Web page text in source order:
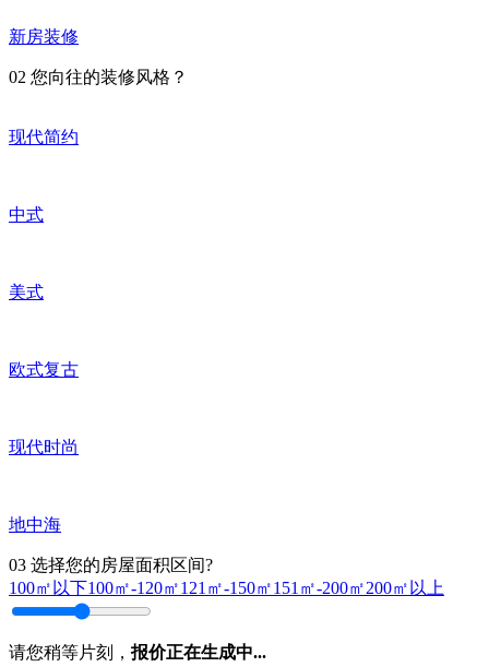
新房装修
02 您向往的装修风格？
现代简约
中式
美式
欧式复古
现代时尚
地中海
03 选择您的房屋面积区间?
100㎡以下100㎡-120㎡121㎡-150㎡151㎡-200㎡200㎡以上
请您稍等片刻， 报价正在生成中...